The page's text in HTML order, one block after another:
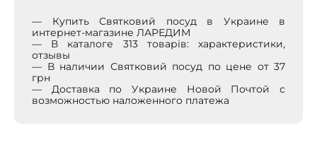
— Купить Святковий посуд в Украине в
интернет-магазине ЛАРЕДИМ
— В каталоге 313 товарів: характеристики,
отзывы
— В наличии Святковий посуд по цене от 37
грн
— Доставка по Украине Новой Почтой с
возможностью наложенного платежа